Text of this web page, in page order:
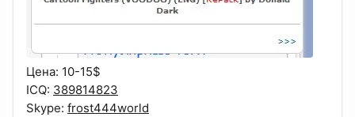
Цена: 10-15$
ICQ: 389814823
Skype: frost444world